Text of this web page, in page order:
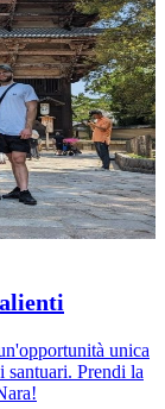
unica
santuari. Prendi la